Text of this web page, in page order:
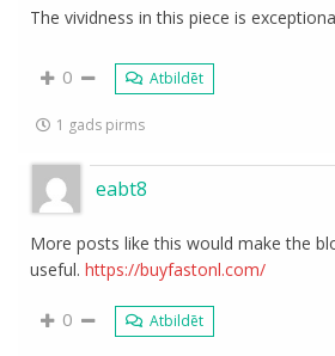
The vividness in this piece is
0 Atbildēt
1 gads pirms
eabt8
More posts like this would make the
useful.https://buyfastonl.com/
0 Atbildēt